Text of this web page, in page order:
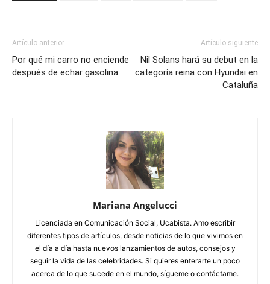
Artículo anterior
Por qué mi carro no enciende
después de echar gasolina
Artículo siguiente
Nil Solans hará su debut en la
categoría reina con Hyundai en
Cataluña
Mariana Angelucci
Licenciada en Comunicación Social, Ucabista. Amo escribir
diferentes tipos de artículos, desde noticias de lo que vivimos en
el día a día hasta nuevos lanzamientos de autos, consejos y
seguir la vida de las celebridades. Si quieres enterarte un poco
acerca de lo que sucede en el mundo, sígueme o contáctame.